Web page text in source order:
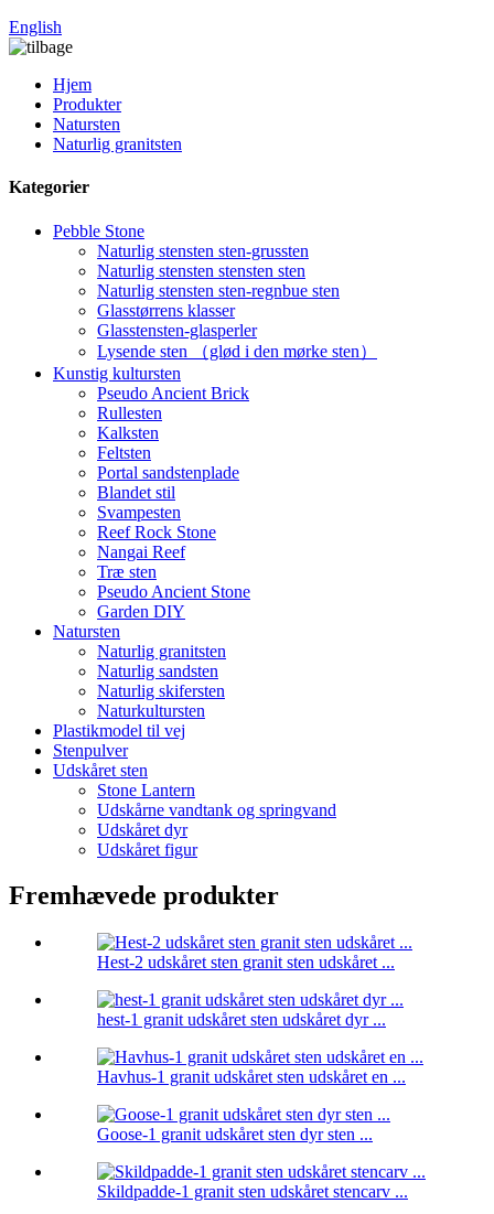
English
Hjem
Produkter
Natursten
Naturlig granitsten
Kategorier
Pebble Stone
Naturlig stensten sten-grussten
Naturlig stensten stensten sten
Naturlig stensten sten-regnbue sten
Glasstørrens klasser
Glasstensten-glasperler
Lysende sten （glød i den mørke sten）
Kunstig kultursten
Pseudo Ancient Brick
Rullesten
Kalksten
Feltsten
Portal sandstenplade
Blandet stil
Svampesten
Reef Rock Stone
Nangai Reef
Træ sten
Pseudo Ancient Stone
Garden DIY
Natursten
Naturlig granitsten
Naturlig sandsten
Naturlig skifersten
Naturkultursten
Plastikmodel til vej
Stenpulver
Udskåret sten
Stone Lantern
Udskårne vandtank og springvand
Udskåret dyr
Udskåret figur
Fremhævede produkter
Hest-2 udskåret sten granit sten udskåret ...
hest-1 granit udskåret sten udskåret dyr ...
Havhus-1 granit udskåret sten udskåret en ...
Goose-1 granit udskåret sten dyr sten ...
Skildpadde-1 granit sten udskåret stencarv ...